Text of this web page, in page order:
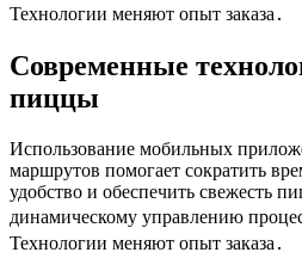
Технологии меняют опыт заказа․
Современные
пиццы
Использование мобильных
маршрутов помогает сократить
удобство и обеспечить свежесть
динамическому управлению
Технологии меняют опыт заказа․